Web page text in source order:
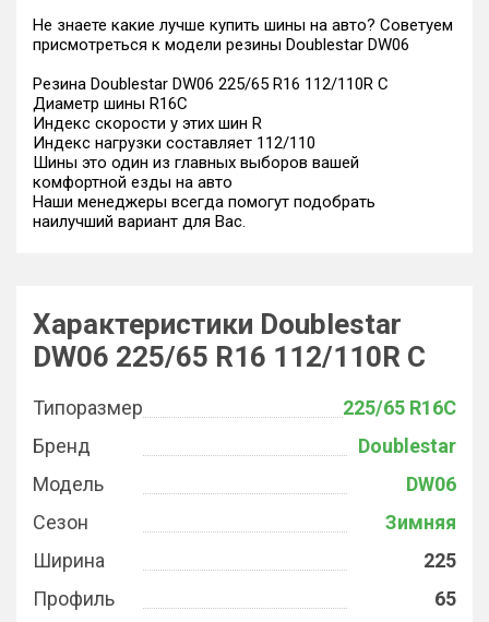
Не знаете какие лучше купить шины на авто? Советуем
присмотреться к модели резины Doublestar DW06
Резина Doublestar DW06 225/65 R16 112/110R C
Диаметр шины R16C
Индекс скорости у этих шин R
Индекс нагрузки составляет 112/110
Шины это один из главных выборов вашей
комфортной езды на авто
Наши менеджеры всегда помогут подобрать
наилучший вариант для Вас.
Характеристики Doublestar
DW06 225/65 R16 112/110R C
Типоразмер
225/65 R16C
Бренд
Doublestar
Модель
DW06
Сезон
Зимняя
Ширина
225
Профиль
65